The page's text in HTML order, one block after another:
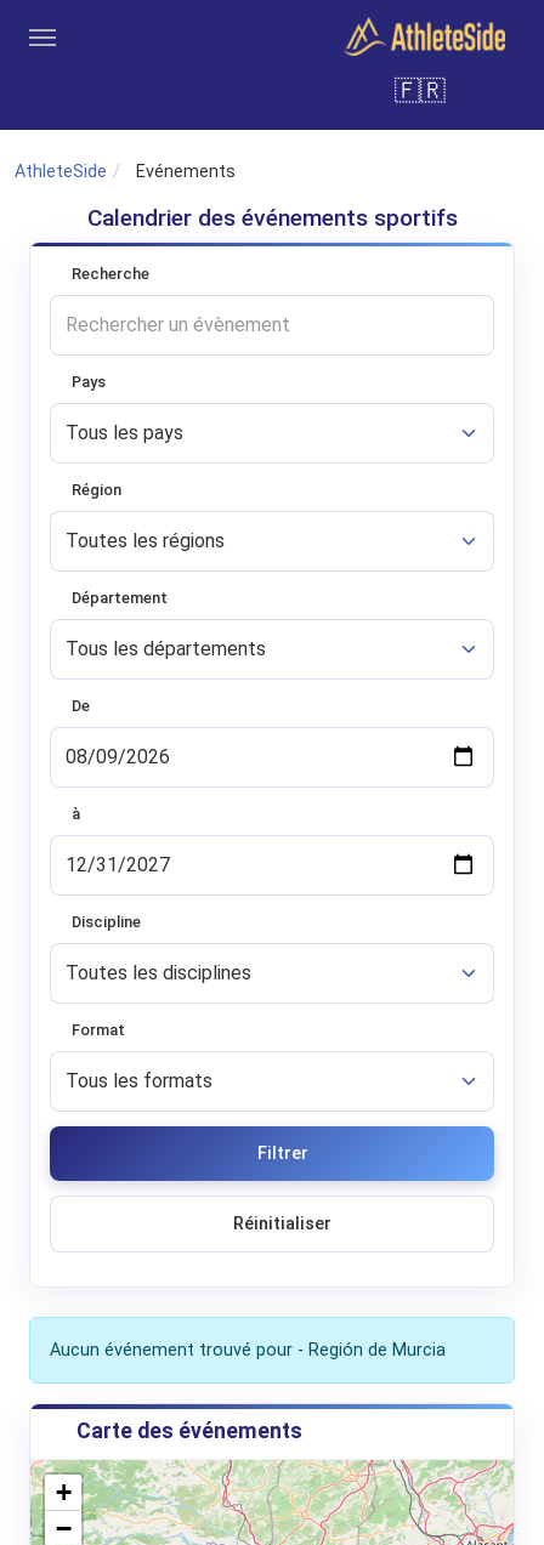
Inscription
🇫🇷
AthleteSide Evénements
Calendrier des événements sportifs
Recherche
Pays
Région
Département
De
à
Discipline
Format
Filtrer
Réinitialiser
Aucun événement trouvé pour - Región de Murcia
Carte des événements
+
−